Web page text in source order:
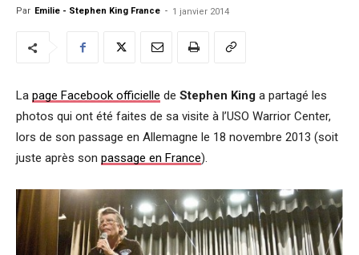
Par Emilie - Stephen King France - 1 janvier 2014
La page Facebook officielle de Stephen King a partagé les
photos qui ont été faites de sa visite à l’USO Warrior Center,
lors de son passage en Allemagne le 18 novembre 2013 (soit
juste après son passage en France).